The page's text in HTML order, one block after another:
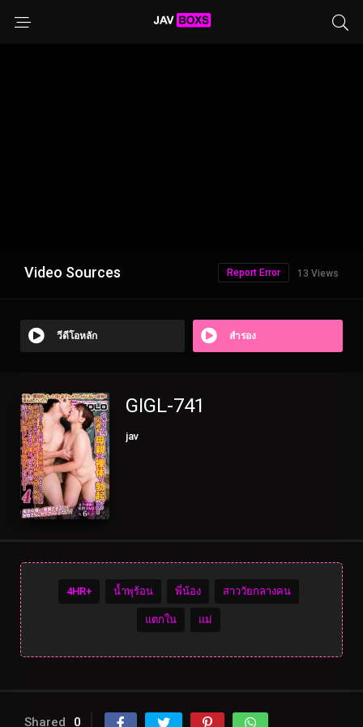
Video Sources 13 Views
Report Error
วีดีโอหลัก สำรอง
GIGL-741
jav
4HR+ น้ำพุร้อน พี่น้อง สาววัยกลางคน
แตกใน แม่
Shared 0